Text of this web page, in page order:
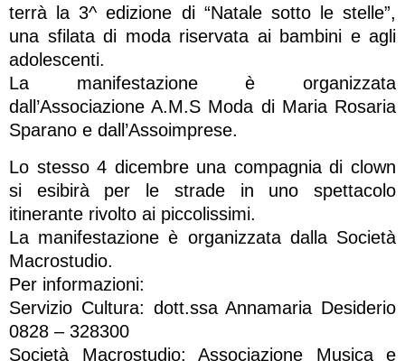
terrà la 3^ edizione di “Natale sotto le stelle”,
una sfilata di moda riservata ai bambini e agli
adolescenti.
La manifestazione è organizzata
dall’Associazione A.M.S Moda di Maria Rosaria
Sparano e dall’Assoimprese.
Lo stesso 4 dicembre una compagnia di clown
si esibirà per le strade in uno spettacolo
itinerante rivolto ai piccolissimi.
La manifestazione è organizzata dalla Società
Macrostudio.
Per informazioni:
Servizio Cultura: dott.ssa Annamaria Desiderio
0828 – 328300
Società Macrostudio: Associazione Musica e